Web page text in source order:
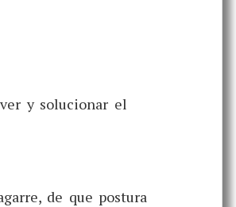
y solucionar el
de que postura